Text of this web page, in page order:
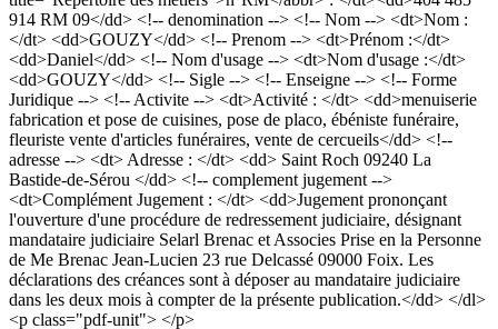
914 RM 09</dd> <!-- denomination --> <!-- Nom --> <dt>Nom :
</dt> <dd>GOUZY</dd> <!-- Prenom --> <dt>Prénom :</dt>
<dd>Daniel</dd> <!-- Nom d'usage --> <dt>Nom d'usage :</dt>
<dd>GOUZY</dd> <!-- Sigle --> <!-- Enseigne --> <!-- Forme
Juridique --> <!-- Activite --> <dt>Activité : </dt> <dd>menuiserie
fabrication et pose de cuisines, pose de placo, ébéniste funéraire,
fleuriste vente d'articles funéraires, vente de cercueils</dd> <!--
adresse --> <dt> Adresse : </dt> <dd> Saint Roch 09240 La
Bastide-de-Sérou </dd> <!-- complement jugement -->
<dt>Complément Jugement : </dt> <dd>Jugement prononçant
l'ouverture d'une procédure de redressement judiciaire, désignant
mandataire judiciaire Selarl Brenac et Associes Prise en la Personne
de Me Brenac Jean-Lucien 23 rue Delcassé 09000 Foix. Les
déclarations des créances sont à déposer au mandataire judiciaire
dans les deux mois à compter de la présente publication.</dd> </dl>
<p class="pdf-unit"> </p>